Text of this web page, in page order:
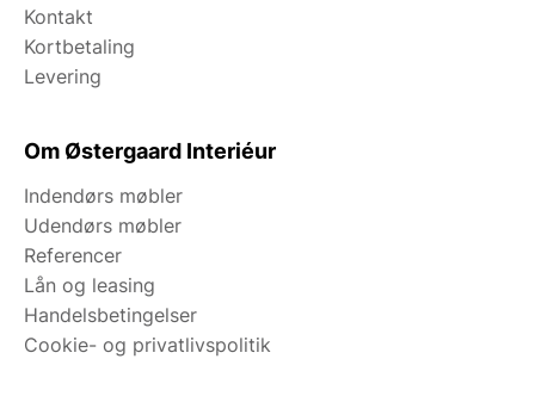
Kontakt
Kortbetaling
Levering
Om Østergaard Interiéur
Indendørs møbler
Udendørs møbler
Referencer
Lån og leasing
Handelsbetingelser
Cookie- og privatlivspolitik